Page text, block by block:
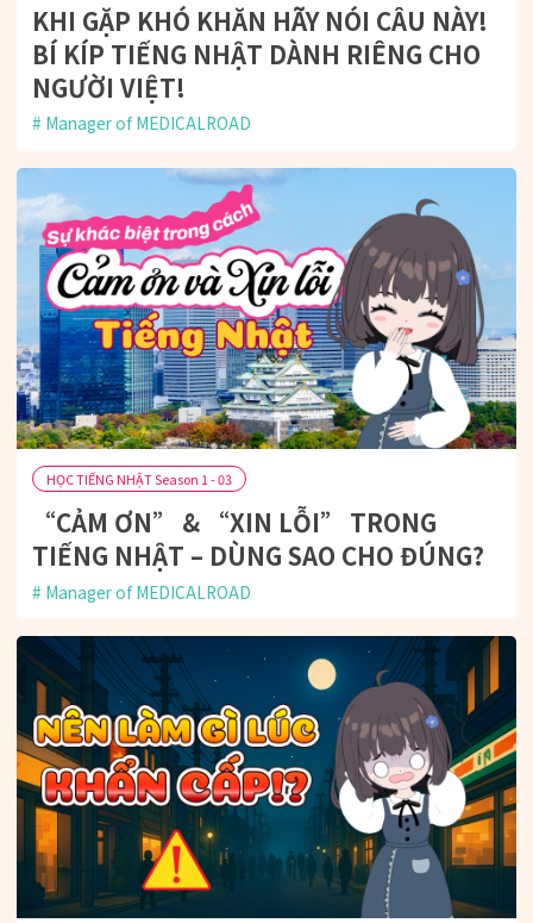
KHI GẶP KHÓ KHĂN HÃY NÓI CÂU NÀY!
BÍ KÍP TIẾNG NHẬT DÀNH RIÊNG CHO
NGƯỜI VIỆT!
Manager of MEDICALROAD
HỌC TIẾNG NHẬT Season 1 - 03
“CẢM ƠN” & “XIN LỖI” TRONG
TIẾNG NHẬT – DÙNG SAO CHO ĐÚNG?
Manager of MEDICALROAD